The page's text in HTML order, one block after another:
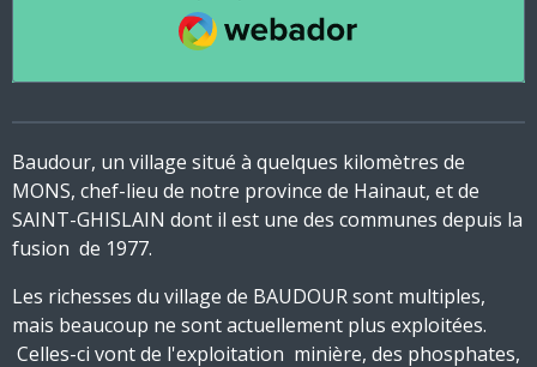
Webador
Baudour, un village situé à quelques kilomètres de
MONS, chef-lieu de notre province de Hainaut, et de
SAINT-GHISLAIN dont il est une des communes depuis la
fusion de 1977.
Les richesses du village de BAUDOUR sont multiples,
mais beaucoup ne sont actuellement plus exploitées.
Celles-ci vont de l'exploitation minière, des phosphates,